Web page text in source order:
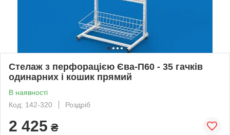
Стелаж з перфорацією Єва-П60 - 35 гачків
одинарних і кошик прямий
В наявності
Код: 142-320
Роздріб
2 425 ₴